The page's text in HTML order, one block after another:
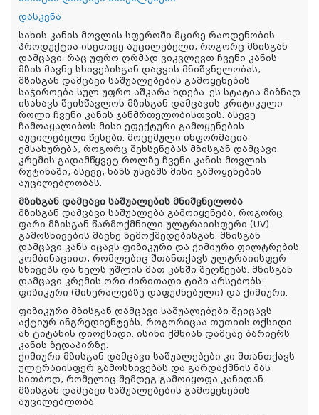
დასკვნა
სახის კანის მოვლის სფეროში მცირე რაოდენობის
პროდუქტია ისეთივე აუცილებელი, როგორც მზისგან
დამცავი. რაც უფრო ღრმად ვიკვლევთ ჩვენი კანის
მზის მავნე სხივებისგან დაცვის მნიშვნელობას,
მზისგან დამცავი საშუალებების გამოყენების
საჭიროება სულ უფრო აშკარა ხდება. ეს სტატია მიზნად
ისახავს შეისწავლოს მზისგან დამცავის კრიტიკული
როლი ჩვენი კანის ჯანმრთელობისთვის. ასევე
ჩამოაყალიბოს მისი ეფექტური გამოყენების
აუცილებელი წესები. მოცემული ინფორმაცია
ემსახურება, როგორც შეხსენებას მზისგან დამცავი
კრემის გადამწყვეტ როლზე ჩვენი კანის მოვლის
რუტინაში, ასევე, ხაზს უსვამს მისი გამოყენების
აუცილებლობას.
მზისგან დამცავი საშუალების მნიშვნელობა
მზისგან დამცავი საშუალება გამოიყენება, როგორც
ფარი მზისგან წარმოქმნილი ულტრაიისფერი (UV)
გამოსხივების მავნე ზემოქმედებისგან. მზისგან
დამცავი კანს იცავს ფიზიკური და ქიმიური ფილტრების
კომბინაციით, რომლებიც შთანთქავს ულტრაიისფერ
სხივებს და ხელს უშლის მათ კანში შეღწევას. მზისგან
დამცავი კრემის ორი ძირითადი ტიპი არსებობს:
ფიზიკური (მინერალებზე დაფუძნებული) და ქიმიური.
ფიზიკური მზისგან დამცავი საშუალებები შეიცავს
აქტიურ ინგრედიენტებს, როგორიცაა თუთიის ოქსიდი
ან ტიტანის დიოქსიდი. ისინი ქმნიან დამცავ ბარიერს
კანის ზედაპირზე.
ქიმიური მზისგან დამცავი საშუალებები კი შთანთქავს
ულტრაიისფერ გამოსხივებას და გარდაქმნის მას
სითბოდ, რომელიც შემდეგ გამოიყოფა კანიდან.
მზისგან დამცავი საშუალებების გამოყენების
აუცილებლობა